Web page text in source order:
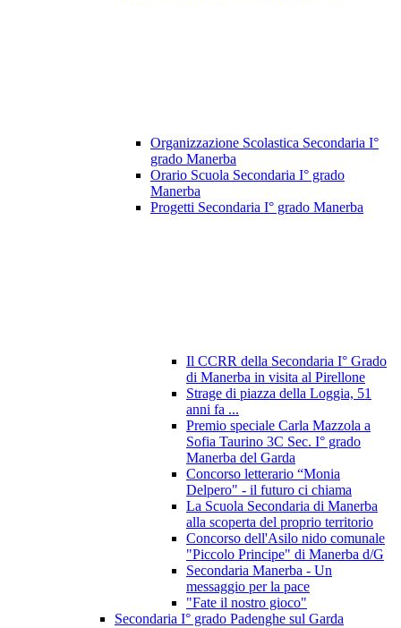
Organizzazione Scolastica Secondaria I°
grado Manerba
Orario Scuola Secondaria I° grado
Manerba
Progetti Secondaria I° grado Manerba
Il CCRR della Secondaria I° Grado
di Manerba in visita al Pirellone
Strage di piazza della Loggia, 51
anni fa ...
Premio speciale Carla Mazzola a
Sofia Taurino 3C Sec. I° grado
Manerba del Garda
Concorso letterario “Monia
Delpero" - il futuro ci chiama
La Scuola Secondaria di Manerba
alla scoperta del proprio territorio
Concorso dell'Asilo nido comunale
"Piccolo Principe" di Manerba d/G
Secondaria Manerba - Un
messaggio per la pace
"Fate il nostro gioco"
Secondaria I° grado Padenghe sul Garda